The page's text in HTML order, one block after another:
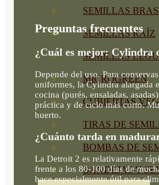
SEMILLAS
SEMILLAS RAÍZ
SEMILLAS
MICROGREEN
CUBIERTAS
TIRAS DE
BOMBAS DE
BANDEJAS Y
Preguntas frecuentes
¿Cuál es mejor: Cylindra
Depende del uso. Para
uniformes, la Cylindra alargada
cocina (purés, ensaladas,
práctica y de ciclo más corto.
huerto.
¿Cuánto tarda en
La Detroit 2 es relativamente
frente a los 80-100 días de
hace especialmente útil para